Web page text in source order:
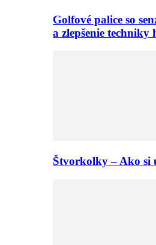
Golfové palice so
a zlepšenie techniky
Štvorkolky – Ako si